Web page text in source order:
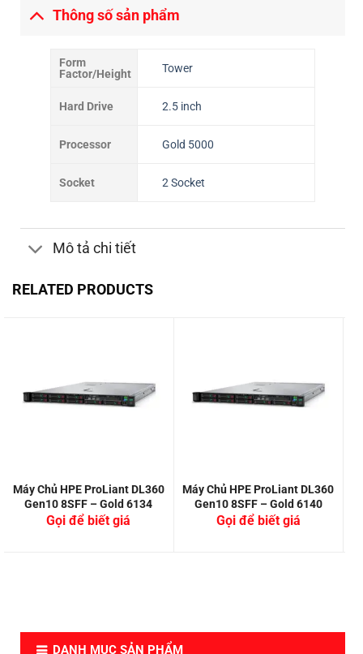
DANH MỤC SẢN PHẨM
Thông số sản phẩm
Form
Factor/Height
Tower
Hard Drive 2.5 inch
Processor Gold 5000
Socket 2 Socket
Mô tả chi tiết
RELATED PRODUCTS
Máy Chủ HPE ProLiant DL360
Gen10 8SFF – Gold 6134
Gọi để biết giá
Máy Chủ HPE ProLiant DL360
Gen10 8SFF – Gold 6140
Gọi để biết giá